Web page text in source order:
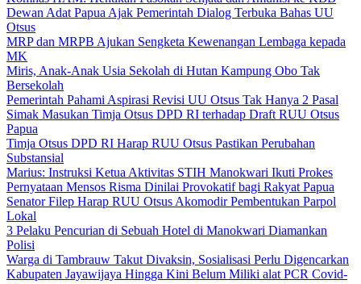
Dewan Adat Papua Ajak Pemerintah Dialog Terbuka Bahas UU
Otsus
MRP dan MRPB Ajukan Sengketa Kewenangan Lembaga kepada
MK
Miris, Anak-Anak Usia Sekolah di Hutan Kampung Obo Tak
Bersekolah
Pemerintah Pahami Aspirasi Revisi UU Otsus Tak Hanya 2 Pasal
Simak Masukan Timja Otsus DPD RI terhadap Draft RUU Otsus
Papua
Timja Otsus DPD RI Harap RUU Otsus Pastikan Perubahan
Substansial
Marius: Instruksi Ketua Aktivitas STIH Manokwari Ikuti Prokes
Pernyataan Mensos Risma Dinilai Provokatif bagi Rakyat Papua
Senator Filep Harap RUU Otsus Akomodir Pembentukan Parpol
Lokal
3 Pelaku Pencurian di Sebuah Hotel di Manokwari Diamankan
Polisi
Warga di Tambrauw Takut Divaksin, Sosialisasi Perlu Digencarkan
Kabupaten Jayawijaya Hingga Kini Belum Miliki alat PCR Covid-